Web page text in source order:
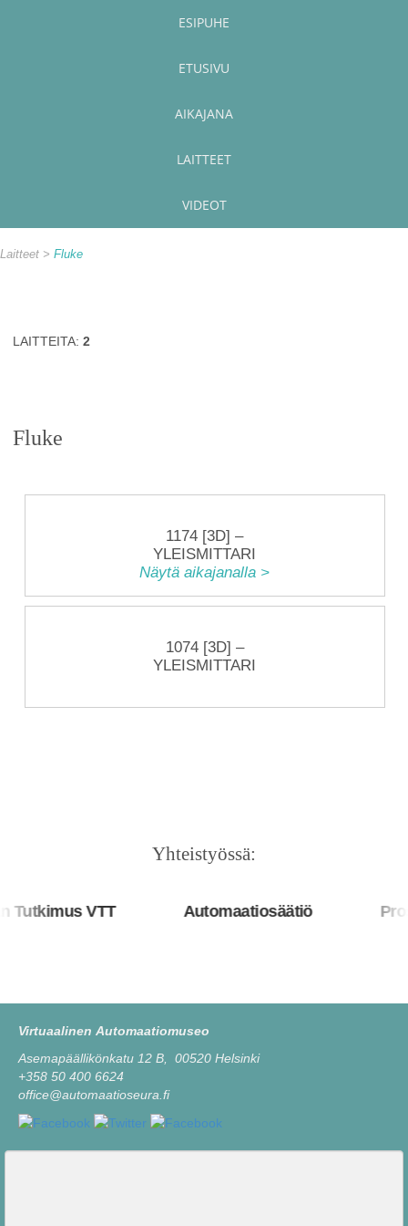
ESIPUHE
ETUSIVU
AIKAJANA
LAITTEET
VIDEOT
Laitteet Fluke
LAITTEITA:2
Fluke
1174 [3D] –
YLEISMITTARI
Näytä aikajanalla >
1074 [3D] –
YLEISMITTARI
Yhteistyössä:
VTT Automaatiosäätiö
Virtuaalinen Automaatiomuseo
Asemapäällikönkatu 12 B, 00520 Helsinki
+358 50 400 6624
office@automaatioseura.fi